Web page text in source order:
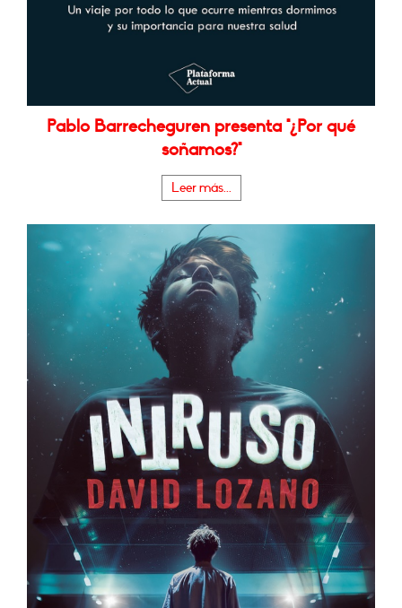
Pablo Barrecheguren presenta "¿Por qué
soñamos?"
Leer más...